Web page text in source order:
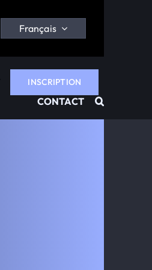
Français
INSCRIPTION
CONTACT